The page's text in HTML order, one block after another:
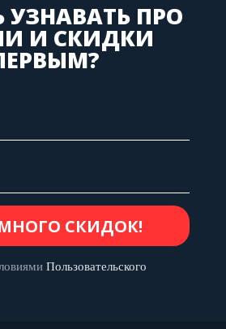
ПРО
И СКИДКИ
Пользовательского